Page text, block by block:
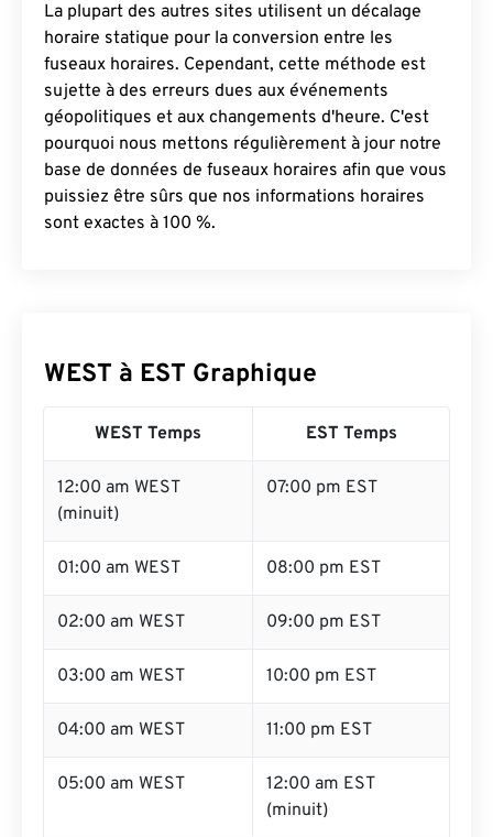
La plupart des autres sites utilisent un décalage
horaire statique pour la conversion entre les
fuseaux horaires. Cependant, cette méthode est
sujette à des erreurs dues aux événements
géopolitiques et aux changements d'heure. C'est
pourquoi nous mettons régulièrement à jour notre
base de données de fuseaux horaires afin que vous
puissiez être sûrs que nos informations horaires
sont exactes à 100 %.
WEST à EST Graphique
WEST Temps EST Temps
12:00 am WEST
(minuit)
07:00 pm EST
01:00 am WEST 08:00 pm EST
02:00 am WEST 09:00 pm EST
03:00 am WEST 10:00 pm EST
04:00 am WEST 11:00 pm EST
05:00 am WEST
12:00 am EST
(minuit)